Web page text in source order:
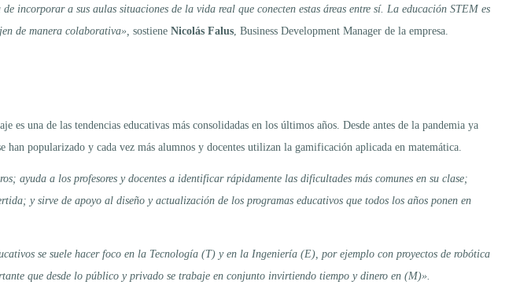
incorporar a sus aulas situaciones de la vida real que conecten estas áreas entre sí. La educación STEM es
de manera colaborativa», sostiene Nicolás Falus , Business Development Manager de la empresa.
una de las tendencias educativas más consolidadas en los últimos años. Desde antes de la pandemia ya
popularizado y cada vez más alumnos y docentes utilizan la gamificación aplicada en matemática.
ayuda a los profesores y docentes a identificar rápidamente las dificultades más comunes en su clase;
y sirve de apoyo al diseño y actualización de los programas educativos que todos los años ponen en
se suele hacer foco en la Tecnología (T) y en la Ingeniería (E), por ejemplo con proyectos de robótica
que desde lo público y privado se trabaje en conjunto invirtiendo tiempo y dinero en (M)».